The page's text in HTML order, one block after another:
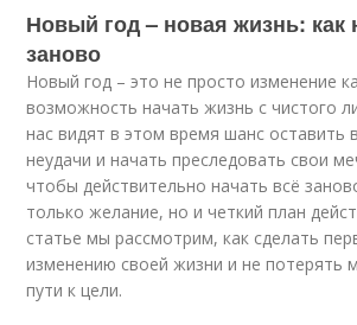
Новый год – новая жизнь: как
заново
Новый год – это не просто изменение
возможность начать жизнь с чистого
нас видят в этом время шанс оставить
неудачи и начать преследовать свои
чтобы действительно начать всё
только желание, но и четкий план
статье мы рассмотрим, как сделать
изменению своей жизни и не потерять
пути к цели.